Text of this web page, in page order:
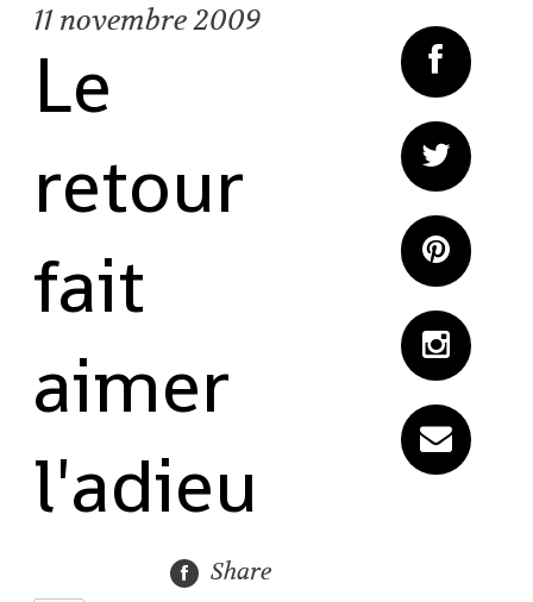
11 novembre 2009
Le
retour
fait
aimer
l'adieu
Share